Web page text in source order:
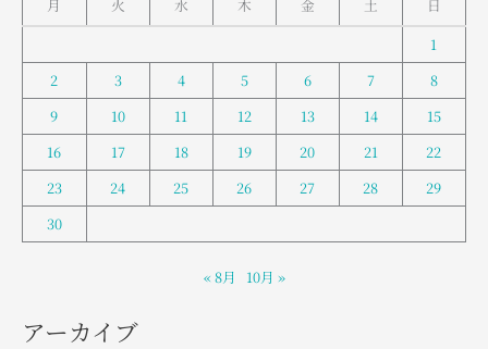
月
火 水 木 金 土
日
1
2
3 4 5 6 7
8
9
10 11 12 13 14
15
16
17 18 19 20 21
22
23
24 25 26 27 28
29
30
« 8月 10月 »
アーカイブ